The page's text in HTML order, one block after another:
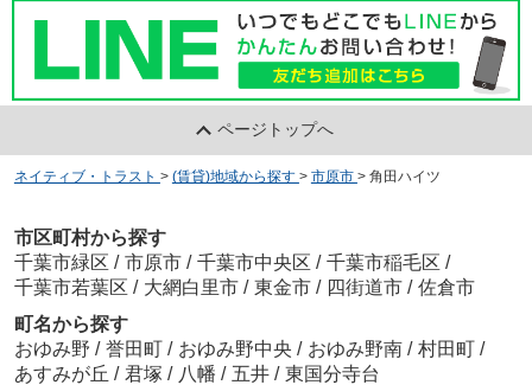
ページトップへ
ネイティブ・トラスト > (賃貸)地域から探す > 市原市 > 角田ハイツ
市区町村から探す
千葉市緑区 / 市原市 / 千葉市中央区 / 千葉市稲毛区 /
千葉市若葉区 / 大網白里市 / 東金市 / 四街道市 / 佐倉市
町名から探す
おゆみ野 / 誉田町 / おゆみ野中央 / おゆみ野南 / 村田町 /
あすみが丘 / 君塚 / 八幡 / 五井 / 東国分寺台